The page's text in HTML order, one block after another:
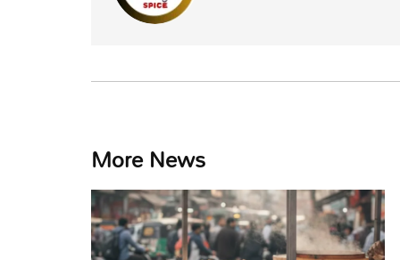
More News